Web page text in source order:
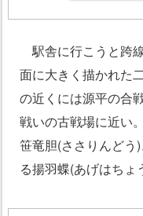
駅舎に行こうと跨
面に大きく描かれた
の近くには源平の合
戦いの古戦場に近い
笹竜胆(ささりんどう
る揚羽蝶(あげはちょ